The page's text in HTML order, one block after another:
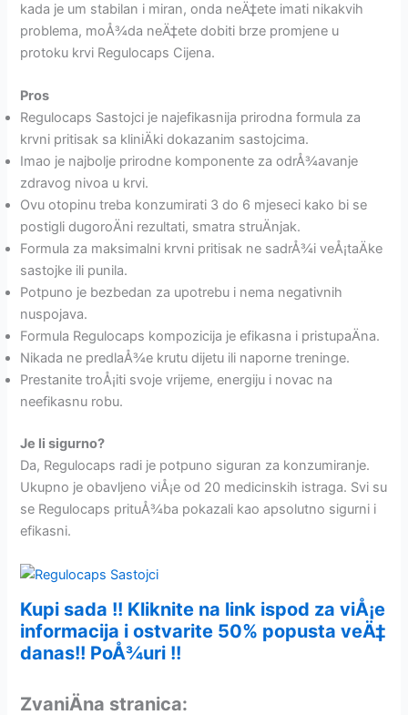
kada je um stabilan i miran, onda neÄ‡ete imati nikakvih
problema, moÅ¾da neÄ‡ete dobiti brze promjene u
protoku krvi Regulocaps Cijena.
Pros
Regulocaps Sastojci je najefikasnija prirodna formula za
krvni pritisak sa kliniÄki dokazanim sastojcima.
Imao je najbolje prirodne komponente za odrÅ¾avanje
zdravog nivoa u krvi.
Ovu otopinu treba konzumirati 3 do 6 mjeseci kako bi se
postigli dugoroÄni rezultati, smatra struÄnjak.
Formula za maksimalni krvni pritisak ne sadrÅ¾i veÅ¡taÄke
sastojke ili punila.
Potpuno je bezbedan za upotrebu i nema negativnih
nuspojava.
Formula Regulocaps kompozicija je efikasna i pristupaÄna.
Nikada ne predlaÅ¾e krutu dijetu ili naporne treninge.
Prestanite troÅ¡iti svoje vrijeme, energiju i novac na
neefikasnu robu.
Je li sigurno?
Da, Regulocaps radi je potpuno siguran za konzumiranje.
Ukupno je obavljeno viÅ¡e od 20 medicinskih istraga. Svi su
se Regulocaps prituÅ¾ba pokazali kao apsolutno sigurni i
efikasni.
Kupi sada !! Kliknite na link ispod za viÅ¡e
informacija i ostvarite 50% popusta veÄ‡
danas!! PoÅ¾uri !!
ZvaniÄna stranica: